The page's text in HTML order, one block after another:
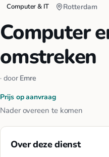
Computer & IT Rotterdam
Computer
omstreken
· door Emre
Prijs op aanvraag
Nader overeen te komen
Over deze dienst